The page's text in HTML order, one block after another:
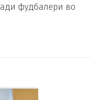
фудбалери во